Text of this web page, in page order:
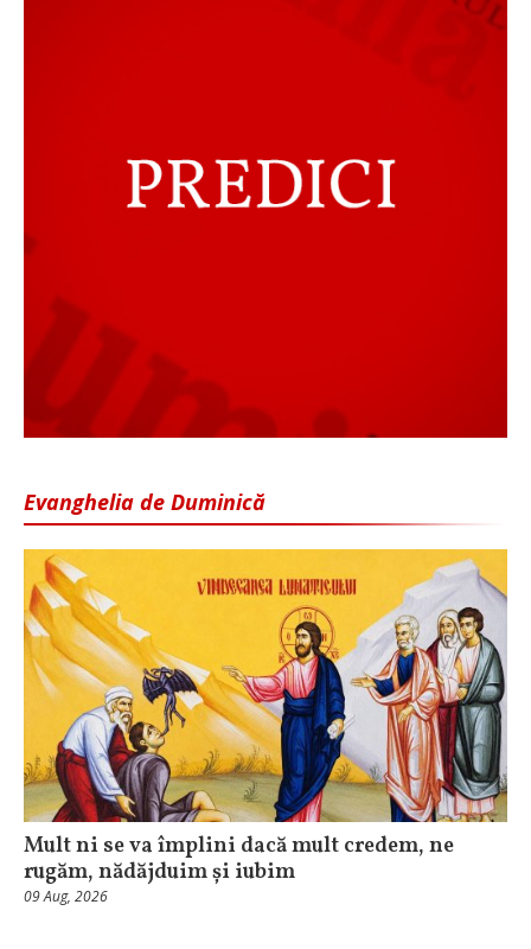
Evanghelia de Duminică
Mult ni se va împlini dacă mult credem, ne
rugăm, nădăjduim și iubim
09 Aug, 2026